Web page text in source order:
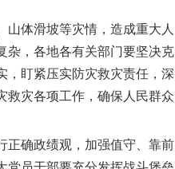
体滑坡等灾情，造成重大人
杂，各地各有关部门要坚决克
，盯紧压实防灾救灾责任，深
救灾各项工作，确保人民群众
正确政绩观，加强值守、靠前